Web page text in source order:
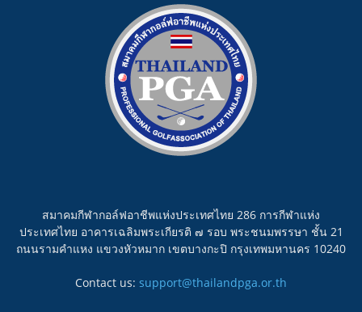
สมาคมกีฬากอล์ฟอาชีพแห่งประเทศไทย 286 การกีฬาแห่ง
ประเทศไทย อาคารเฉลิมพระเกียรติ ๗ รอบ พระชนมพรรษา ชั้น 21
ถนนรามคำแหง แขวงหัวหมาก เขตบางกะปิ กรุงเทพมหานคร 10240
Contact us: support@thailandpga.or.th